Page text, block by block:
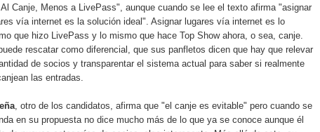
Canje, Menos a LivePass", aunque cuando se lee el texto afirma "asignar
vía internet es la solución ideal". Asignar lugares vía internet es lo
que hizo LivePass y lo mismo que hace Top Show ahora, o sea, canje.
rescatar como diferencial, que sus panfletos dicen que hay que relevar
de socios y transparentar el sistema actual para saber si realmente
las entradas.
, otro de los candidatos, afirma que "el canje es evitable" pero cuando se
en su propuesta no dice mucho más de lo que ya se conoce aunque él